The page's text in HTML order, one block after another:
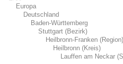
Europa
Deutschland
Baden-Württemberg
Stuttgart (Bezirk)
Heilbronn-Franken (Region)
Heilbronn (Kreis)
Lauffen am Neckar